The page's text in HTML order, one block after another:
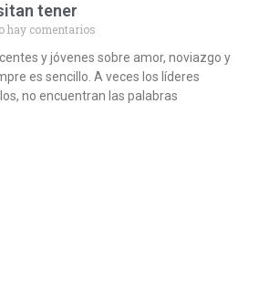
tener
hay comentarios
y jóvenes sobre amor, noviazgo y
es sencillo. A veces los líderes
no encuentran las palabras